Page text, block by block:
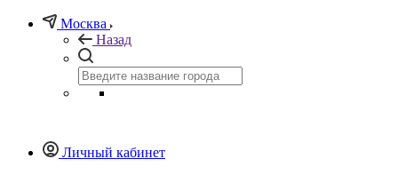
Москва
Назад
Личный кабинет